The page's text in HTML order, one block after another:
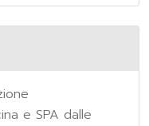
e SPA dalle